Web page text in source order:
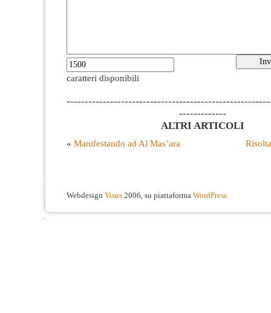
caratteri disponibili
-------------
ALTRI ARTICOLI
« Manifestando ad Al Mas’ara
Webdesign Visus 2006, su piattaforma WordPress